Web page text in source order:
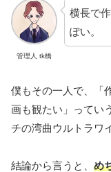
管理人 tk橋
横長で
ぽい。
僕もその一人で、「
画も観たい」ってい
チの湾曲ウルトラワ
結論から言うと、 め